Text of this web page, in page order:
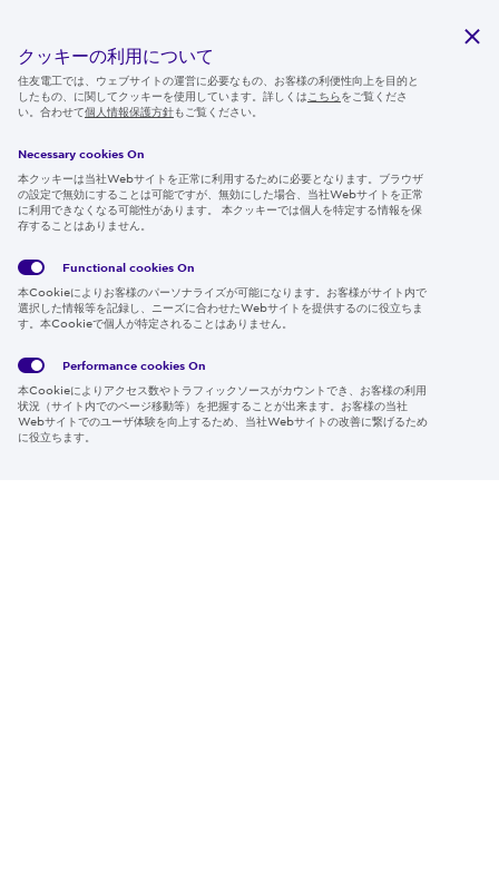
ニュースルーム
IR情報
採用情報
Global
Policy
サイト
約
Region & Language:
Japan | JP
クッキーの利用について
住友電工では、ウェブサイトの運営に必要なもの、お客様の利便性向上を目的と
したもの、に関してクッキーを使用しています。詳しくは こちらをご覧くださ
い。合わせて個人情報保護方針もご覧ください。
Necessary cookies On
本クッキーは当社Webサイトを正常に利用するために必要となります。ブラウザ
の設定で無効にすることは可能ですが、無効にした場合、当社Webサイトを正常
に利用できなくなる可能性があります。 本クッキーでは個人を特定する情報を保
存することはありません。
Functional cookies On
本Cookieによりお客様のパーソナライズが可能になります。お客様がサイト内で
選択した情報等を記録し、ニーズに合わせたWebサイトを提供するのに役立ちま
す。本Cookieで個人が特定されることはありません。
Performance cookies On
本Cookieによりアクセス数やトラフィックソースがカウントでき、お客様の利用
状況（サイト内でのページ移動等）を把握することが出来ます。お客様の当社
Webサイトでのユーザ体験を向上するため、当社Webサイトの改善に繋げるため
に役立ちます。